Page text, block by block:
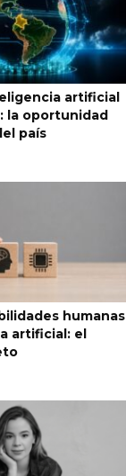
artificial
la oportunidad
país
humanas
artificial: el